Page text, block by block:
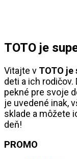
TOTO je
Vitajte v TOTO je
deti a ich
pekné pre svoje
je uvedené inak,
sklade a môžete
deň!
PROMO